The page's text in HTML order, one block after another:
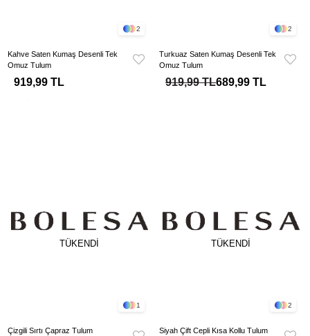
2
Kahve Saten Kumaş Desenli Tek
Omuz Tulum
919,99 TL
2
Turkuaz Saten Kumaş Desenli Tek
Omuz Tulum
689,99 TL
919,99 TL
TÜKENDI
1
Çizgili Sırtı Çapraz Tulum
TÜKENDI
2
Siyah Çift Cepli Kısa Kollu Tulum